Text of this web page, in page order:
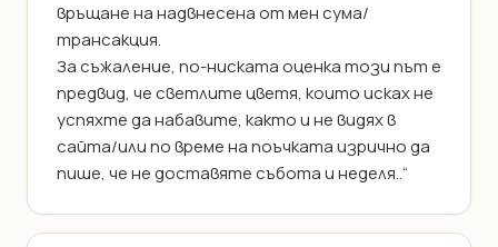
връщане на надвнесена от мен сума/
трансакция.
За съжаление, по-ниската оценка този път е
предвид, че светлите цветя, които исках не
успяхте да набавите, както и не видях в
сайта/или по време на поъчката изрично да
пише, че не доставяте събота и неделя..“